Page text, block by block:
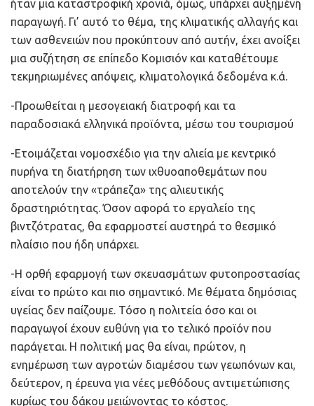
ήταν μια καταστροφική χρονιά, όμως, υπάρχει αυξημένη
παραγωγή. Γι’ αυτό το θέμα, της κλιματικής αλλαγής και
των ασθενειών που προκύπτουν από αυτήν, έχει ανοίξει
μια συζήτηση σε επίπεδο Κομισιόν και καταθέτουμε
τεκμηριωμένες απόψεις, κλιματολογικά δεδομένα κ.ά.
-Προωθείται η μεσογειακή διατροφή και τα
παραδοσιακά ελληνικά προϊόντα, μέσω του τουρισμού
-Ετοιμάζεται νομοσχέδιο για την αλιεία με κεντρικό
πυρήνα τη διατήρηση των ιχθυοαποθεμάτων που
αποτελούν την «τράπεζα» της αλιευτικής
δραστηριότητας. Όσον αφορά το εργαλείο της
βιντζότρατας, θα εφαρμοστεί αυστηρά το θεσμικό
πλαίσιο που ήδη υπάρχει.
-Η ορθή εφαρμογή των σκευασμάτων φυτοπροστασίας
είναι το πρώτο και πιο σημαντικό. Με θέματα δημόσιας
υγείας δεν παίζουμε. Τόσο η πολιτεία όσο και οι
παραγωγοί έχουν ευθύνη για το τελικό προϊόν που
παράγεται. Η πολιτική μας θα είναι, πρώτον, η
ενημέρωση των αγροτών διαμέσου των γεωπόνων και,
δεύτερον, η έρευνα για νέες μεθόδους αντιμετώπισης
κυρίως του δάκου μειώνοντας το κόστος.